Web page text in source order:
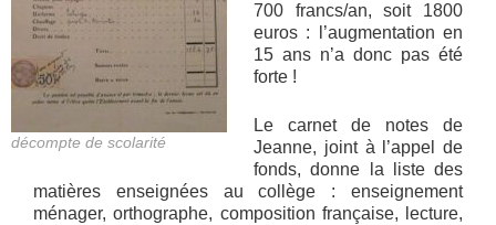
décompte de scolarité
700 francs/an, soit 1800
euros : l’augmentation en
15 ans n’a donc pas été
forte !
Le carnet de notes de
Jeanne, joint à l’appel de
fonds, donne la liste des
matières enseignées au collège : enseignement
ménager, orthographe, composition française, lecture,